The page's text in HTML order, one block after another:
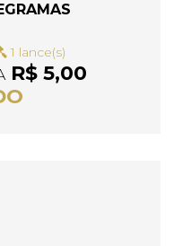
1 lance(s)
R$ 5,00